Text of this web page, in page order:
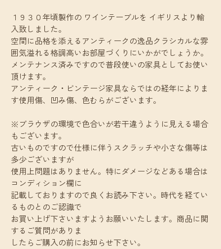
１９３０年頃製作の ワインテーブルを イギリスより輸
入致しました。
空間に品格を添えるアンティークの逸品クラシカルな雰
囲気溢れる格調高いお部屋づくりにいかがでしょうか。
メンテナンス済みですので普段使いの家具としてお使い
頂けます。
アンティーク・ビンテージ家具ならではの経年によりま
す使用傷、凹み傷、色むらがございます。
※ブラウザの環境で色合いが若干違うように見える場合
もございます。
古いものですので仕様に伴うスクラッチや小さな傷等は
多少ございますが
使用上問題はありません。特にダメージなどある場合は
コンディション欄に
記載しておりますので良くお読み下さい。時代を経てい
るものとのご認識で
お買い上げ下さいますようお願いいたします。商品に関
するご質問がありま
したらご購入の前にお知らせ下さい。